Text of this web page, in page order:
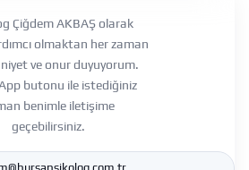
Çiğdem AKBAŞ olarak
olmaktan her zaman
ve onur duyuyorum.
butonu ile istediğiniz
benimle iletişime
geçebilirsiniz.